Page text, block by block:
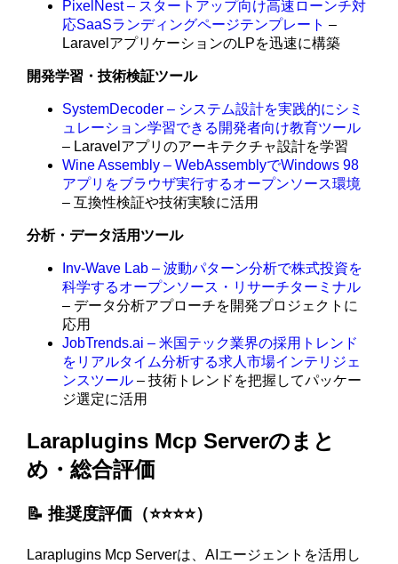
PixelNest – スタートアップ向け高速ローンチ対
応SaaSランディングページテンプレート –
LaravelアプリケーションのLPを迅速に構築
開発学習・技術検証ツール
SystemDecoder – システム設計を実践的にシミ
ュレーション学習できる開発者向け教育ツール
– Laravelアプリのアーキテクチャ設計を学習
Wine Assembly – WebAssemblyでWindows 98
アプリをブラウザ実行するオープンソース環境
– 互換性検証や技術実験に活用
分析・データ活用ツール
Inv-Wave Lab – 波動パターン分析で株式投資を
科学するオープンソース・リサーチターミナル
– データ分析アプローチを開発プロジェクトに
応用
JobTrends.ai – 米国テック業界の採用トレンド
をリアルタイム分析する求人市場インテリジェ
ンスツール – 技術トレンドを把握してパッケー
ジ選定に活用
Laraplugins Mcp Serverのまと
め・総合評価
📝 推奨度評価（⭐️⭐️⭐️⭐️）
Laraplugins Mcp Serverは、AIエージェントを活用し